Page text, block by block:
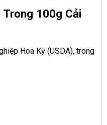
Trong 100g Cải
Hoa Kỳ (USDA), trong